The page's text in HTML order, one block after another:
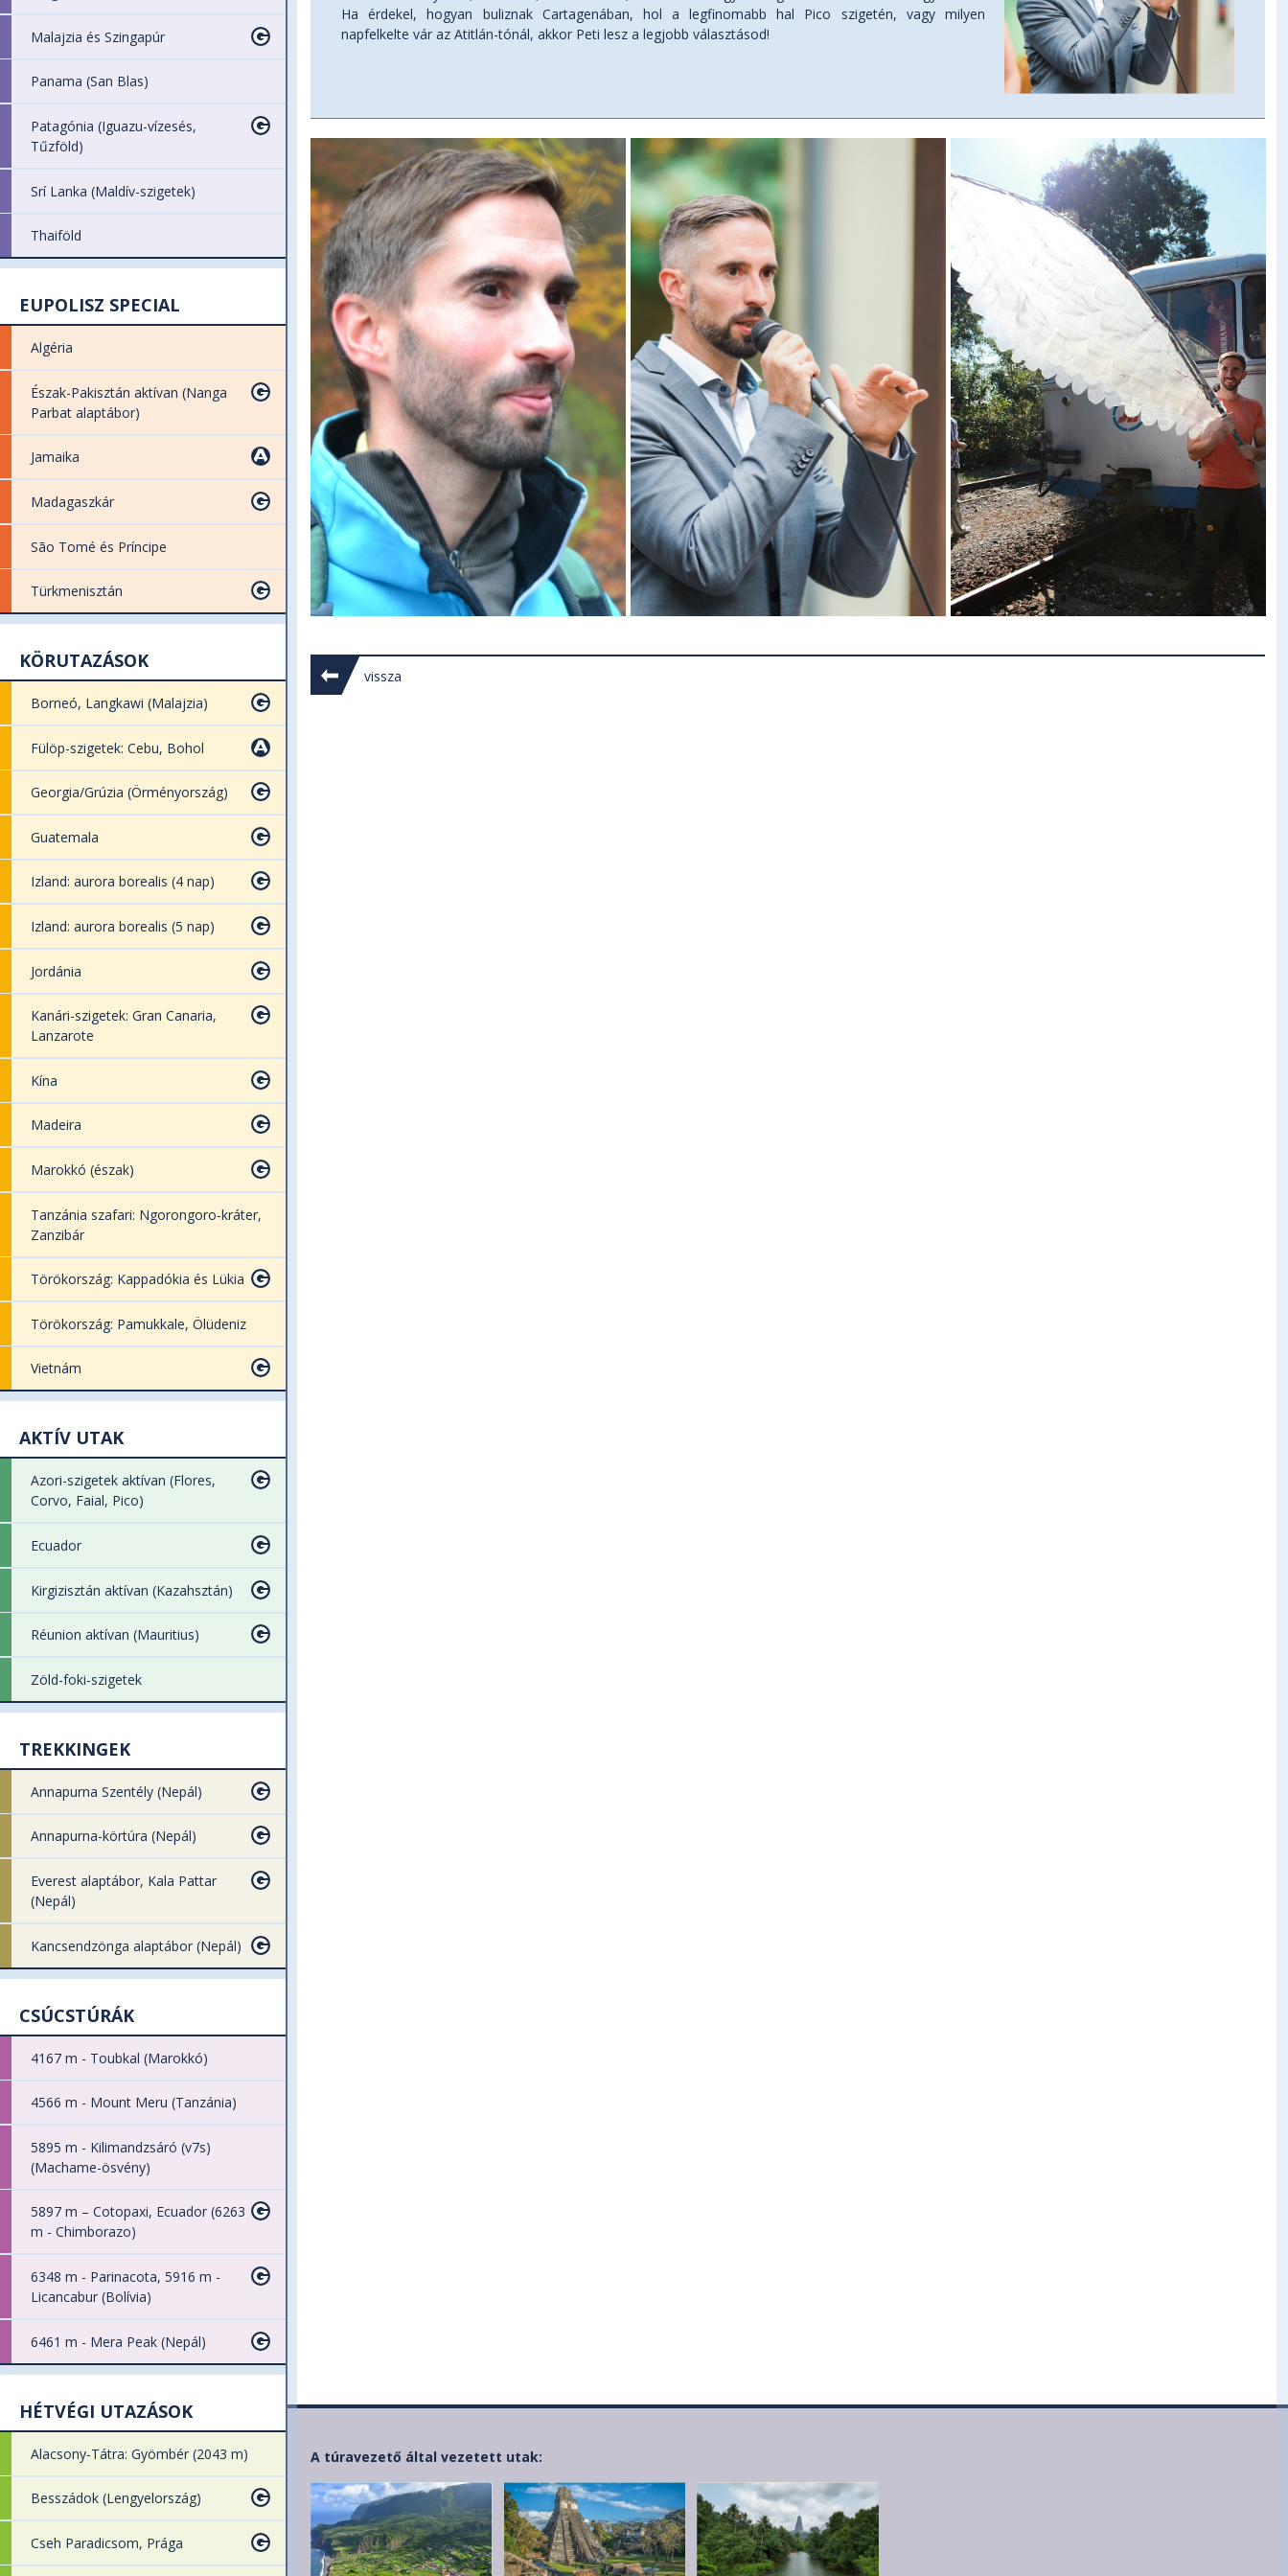
Malajzia és Szingapúr
Panama (San Blas)
Patagónia (Iguazu-vízesés,
Tűzföld)
Srí Lanka (Maldív-szigetek)
Thaiföld
EUPOLISZ SPECIAL
Algéria
Észak-Pakisztán aktívan (Nanga
Parbat alaptábor)
Jamaika
Madagaszkár
São Tomé és Príncipe
Türkmenisztán
KÖRUTAZÁSOK
Borneó, Langkawi (Malajzia)
Fülöp-szigetek: Cebu, Bohol
Georgia/Grúzia (Örményország)
Guatemala
Izland: aurora borealis (4 nap)
Izland: aurora borealis (5 nap)
Jordánia
Kanári-szigetek: Gran Canaria,
Lanzarote
Kína
Madeira
Marokkó (észak)
Tanzánia szafari: Ngorongoro-kráter,
Zanzibár
Törökország: Kappadókia és Lükia
Törökország: Pamukkale, Ölüdeniz
Vietnám
AKTÍV UTAK
Azori-szigetek aktívan (Flores,
Corvo, Faial, Pico)
Ecuador
Kirgizisztán aktívan (Kazahsztán)
Réunion aktívan (Mauritius)
Zöld-foki-szigetek
TREKKINGEK
Annapurna Szentély (Nepál)
Annapurna-körtúra (Nepál)
Everest alaptábor, Kala Pattar
(Nepál)
Kancsendzönga alaptábor (Nepál)
CSÚCSTÚRÁK
4167 m - Toubkal (Marokkó)
4566 m - Mount Meru (Tanzánia)
5895 m - Kilimandzsáró (v7s)
(Machame-ösvény)
5897 m – Cotopaxi, Ecuador (6263
m - Chimborazo)
6348 m - Parinacota, 5916 m -
Licancabur (Bolívia)
6461 m - Mera Peak (Nepál)
HÉTVÉGI UTAZÁSOK
Alacsony-Tátra: Gyömbér (2043 m)
Besszádok (Lengyelország)
Cseh Paradicsom, Prága
Ha érdekel, hogyan buliznak Cartagenában, hol a legfinomabb hal Pico szigetén, vagy milyen
napfelkelte vár az Atitlán-tónál, akkor Peti lesz a legjobb választásod!
vissza
A túravezető által vezetett utak: